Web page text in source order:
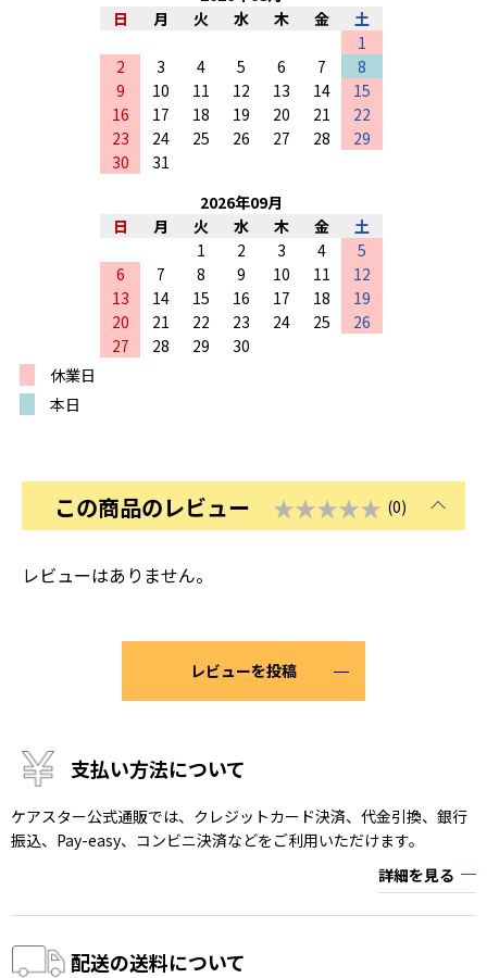
日
月 火 水 木 金
土
1
2
3 4 5 6 7
8
9
10 11 12 13 14
15
16
17 18 19 20 21
22
23
24 25 26 27 28
29
30
31
2026年09月
日
月 火 水 木 金
土
1
2 3 4
5
6
7 8 9 10 11
12
13
14 15 16 17 18
19
20
21 22 23 24 25
26
27
28 29
30
休業日
本日
この商品のレビュー ★★★★★ (0)
レビューはありません。
レビューを投稿
支払い方法について
ケアスター公式通販では、クレジットカード決済、代金引換、銀行
振込、Pay-easy、コンビニ決済などをご利用いただけます。
詳細を見る
配送の送料について